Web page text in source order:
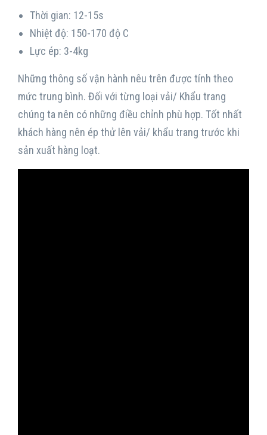
Thời gian: 12-15s
Nhiệt độ: 150-170 độ C
Lực ép: 3-4kg
Những thông số vận hành nêu trên được tính theo
mức trung bình. Đối với từng loại vải/ Khẩu trang
chúng ta nên có những điều chỉnh phù hợp. Tốt nhất
khách hàng nên ép thử lên vải/ khẩu trang trước khi
sản xuất hàng loạt.